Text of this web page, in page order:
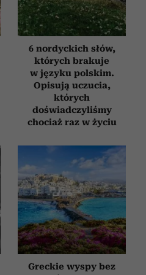
6 nordyckich słów,
których brakuje
w języku polskim.
Opisują uczucia,
których
doświadczyliśmy
chociaż raz w życiu
Greckie wyspy bez